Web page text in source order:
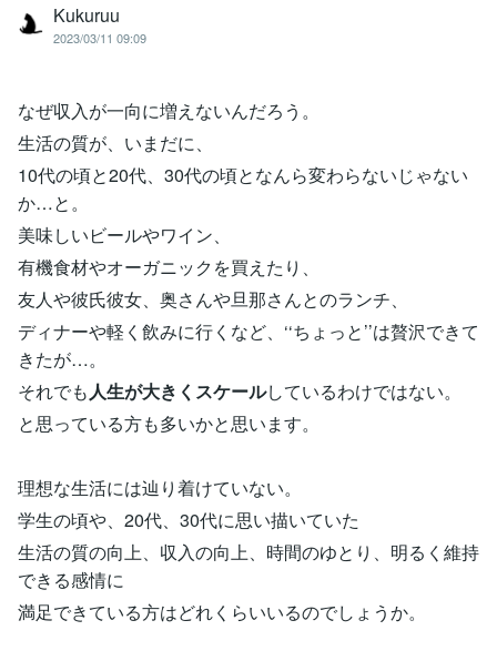
Kukuruu
2023/03/11 09:09
なぜ収入が一向に増えないんだろう。
生活の質が、いまだに、
10代の頃と20代、30代の頃となんら変わらないじゃない
か…と。
美味しいビールやワイン、
有機食材やオーガニックを買えたり、
友人や彼氏彼女、奥さんや旦那さんとのランチ、
ディナーや軽く飲みに行くなど、‘‘ちょっと’’は贅沢できて
きたが…。
それでも人生が大きくスケールしているわけではない。
と思っている方も多いかと思います。
理想な生活には辿り着けていない。
学生の頃や、20代、30代に思い描いていた
生活の質の向上、収入の向上、時間のゆとり、明るく維持
できる感情に
満足できている方はどれくらいいるのでしょうか。